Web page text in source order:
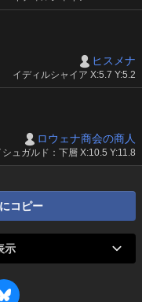
ヒスメナ
イディルシャイア X:5.7 Y:5.2
ロウェナ商会の商人
シュガルド：下層 X:10.5 Y:11.8
コピー
示